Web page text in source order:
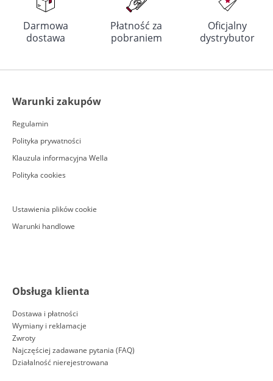
Darmowa
dostawa
Płatność za
pobraniem
Oficjalny
dystrybutor
Warunki zakupów
Regulamin
Polityka prywatności
Klauzula informacyjna Wella
Polityka cookies
Ustawienia plików cookie
Warunki handlowe
Obsługa klienta
Dostawa i płatności
Wymiany i reklamacje
Zwroty
Najczęściej zadawane pytania (FAQ)
Działalność nierejestrowana